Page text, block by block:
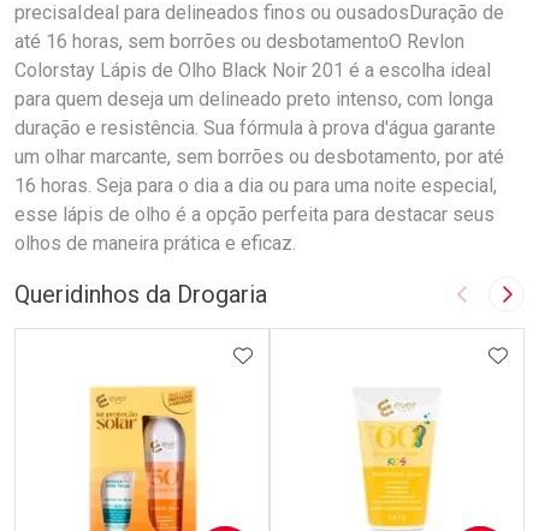
precisaIdeal para delineados finos ou ousadosDuração de
até 16 horas, sem borrões ou desbotamentoO Revlon
Colorstay Lápis de Olho Black Noir 201 é a escolha ideal
para quem deseja um delineado preto intenso, com longa
duração e resistência. Sua fórmula à prova d'água garante
um olhar marcante, sem borrões ou desbotamento, por até
16 horas. Seja para o dia a dia ou para uma noite especial,
esse lápis de olho é a opção perfeita para destacar seus
olhos de maneira prática e eficaz.
Queridinhos da Drogaria Imagem
ADICIONAR AOS FAVORITOS